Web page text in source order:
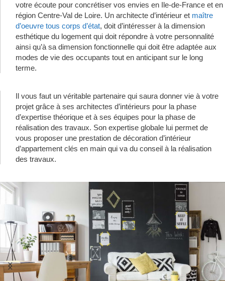
votre écoute pour concrétiser vos envies en Ile-de-France et en
région Centre-Val de Loire. Un architecte d’intérieur et maître
d’oeuvre tous corps d’état, doit d’intéresser à la dimension
esthétique du logement qui doit répondre à votre personnalité
ainsi qu’à sa dimension fonctionnelle qui doit être adaptée aux
modes de vie des occupants tout en anticipant sur le long
terme.
Il vous faut un véritable partenaire qui saura donner vie à votre
projet grâce à ses architectes d’intérieurs pour la phase
d’expertise théorique et à ses équipes pour la phase de
réalisation des travaux. Son expertise globale lui permet de
vous proposer une prestation de décoration d’intérieur
d’appartement clés en main qui va du conseil à la réalisation
des travaux.